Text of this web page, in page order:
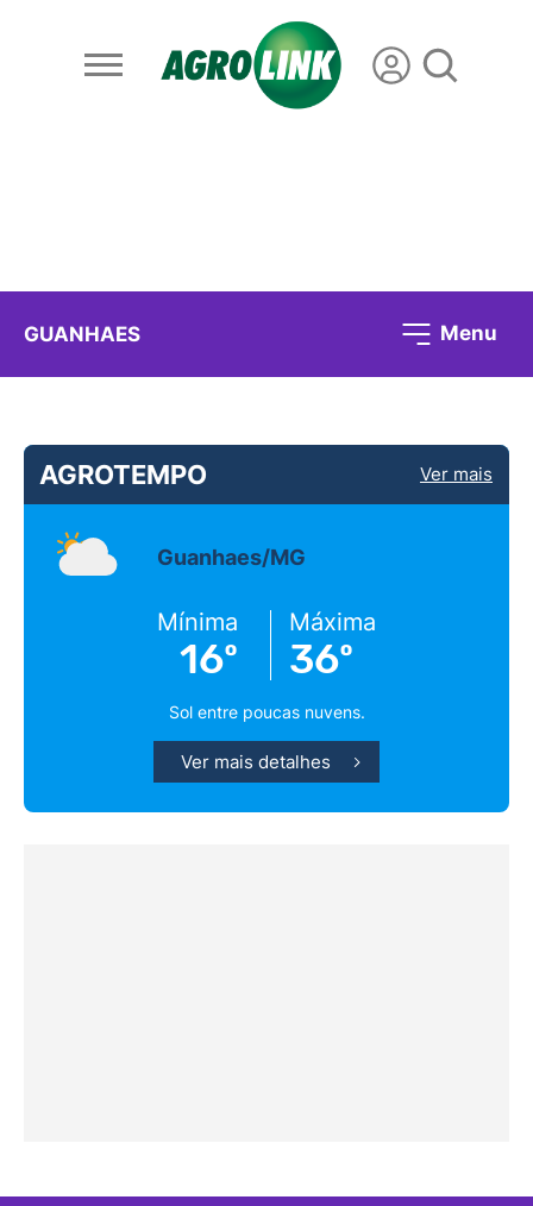
GUANHAES Menu
AGROTEMPO Ver mais
Guanhaes/MG
Mínima
16º
Máxima
36º
Sol entre poucas nuvens.
Ver mais detalhes